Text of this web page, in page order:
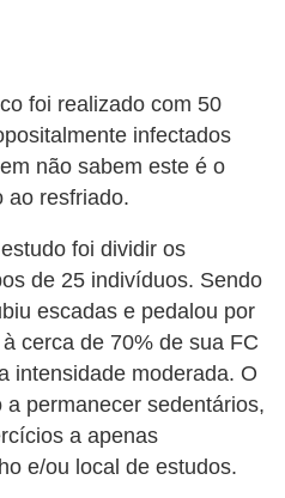
foi realizado com 50
infectados
não sabem este é o
ao resfriado.
foi dividir os
de 25 indivíduos. Sendo
escadas e pedalou por
cerca de 70% de sua FC
intensidade moderada. O
permanecer sedentários,
a apenas
e/ou local de estudos.